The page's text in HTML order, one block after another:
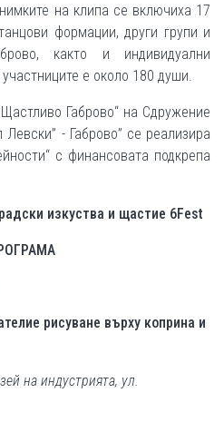
на клипа се включиха 17
формации, други групи и
както и индивидуални
е около 180 души.
Габрово“ на Сдружение
- Габрово” се реализира
с финансовата подкрепа
изкуства и щастие 6Fest
рисуване върху коприна и
на индустрията, ул.